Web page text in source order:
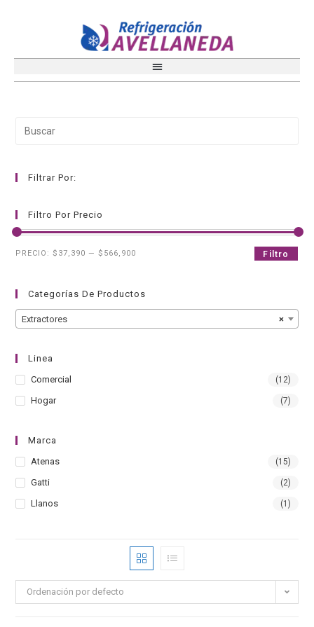
Filtrar Por:
Filtro Por Precio
Filtro
PRECIO:$37,390 —$566,900
Categorías De Productos
×
Extractores
Linea
Comercial
(12)
Hogar (7)
Marca
Atenas
(15)
Gatti (2)
Llanos (1)
Ordenación por defecto